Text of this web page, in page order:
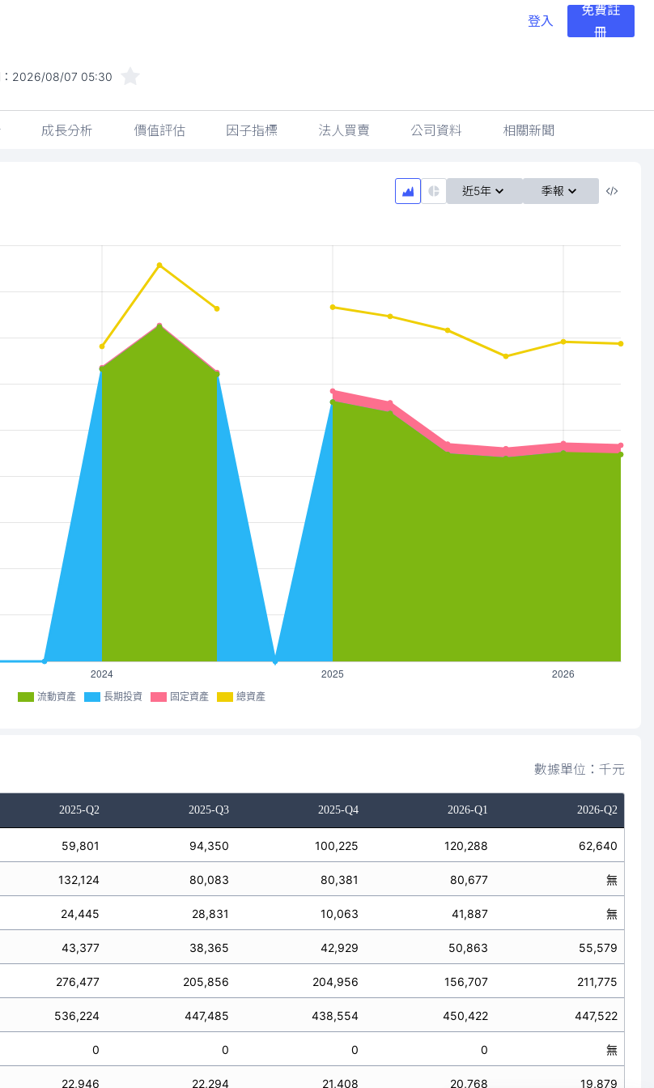
登入
免費註
冊
2026/08/07 05:30
成長分析 價值評估 因子指標 法人買賣 公司資料 相關新聞
近5年 季報
流動資產 長期投資 固定資產 總資產
數據單位：千元
2025-Q2 2025-Q3 2025-Q4 2026-Q1 2026-Q2
59,801 94,350 100,225 120,288 62,640
132,124 80,083 80,381 80,677 無
24,445 28,831 10,063 41,887 無
43,377 38,365 42,929 50,863 55,579
276,477 205,856 204,956 156,707 211,775
536,224 447,485 438,554 450,422 447,522
0 0 0 0 無
22,946 22,294 21,408 20,768 19,879